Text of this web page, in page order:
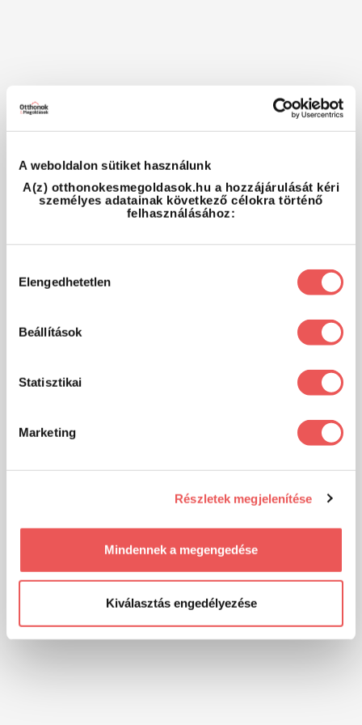
A weboldalon sütiket használunk
A(z) otthonokesmegoldasok.hu a hozzájárulását kéri
személyes adatainak következő célokra történő
felhasználásához:
kiválasztása
Elengedhetetlen
Beállítások
Statisztikai
Marketing
Részletek megjelenítése
Mindennek a megengedése
Kiválasztás engedélyezése